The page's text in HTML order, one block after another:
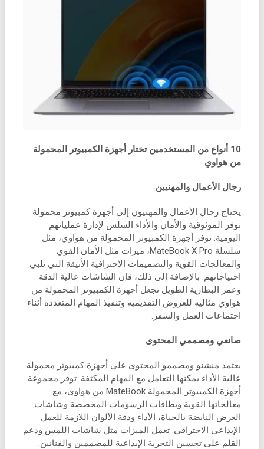
10 أنواع من المستخدمين تختار أجهزة الكمبيوتر المحمولة
من هواوي
رجال الأعمال والمهنيين
يحتاج رجال الأعمال والمهنيون إلى أجهزة كمبيوتر محمولة
توفر الموثوقية والأمان والأداء السلس لإدارة عملياتهم
اليومية. توفر أجهزة الكمبيوتر المحمولة من هواوي، مثل
سلسلة MateBook X Pro، ميزات مثل الأمان القوي
والمعالجات القوية والتصميمات الاحترافية الأنيقة التي تلبي
احتياجاتهم. بالإضافة إلى ذلك، فإن الشاشات عالية الدقة
وعمر البطارية الطويل تجعل أجهزة الكمبيوتر المحمولة من
هواوي مثالية للعروض التقديمية وتنفيذ المهام المتعددة أثناء
اجتماعات العمل والسفر.
صانعي ومصممي المحتوى
يعتمد منشئو ومصممو المحتوى على أجهزة كمبيوتر محمولة
عالية الأداء يمكنها التعامل مع المهام المكثفة. توفر مجموعة
أجهزة الكمبيوتر المحمولة MateBook من هواوي، مع
معالجاتها القوية وبطاقات الرسومات المخصصة وشاشات
العرض النابضة بالحياة، الأداء ودقة الألوان اللازمة للعمل
الإبداعي الاحترافي. تعمل الميزات مثل شاشات اللمس ودعم
القلم على تحسين التجربة الإبداعية للمصممين والفنانين.